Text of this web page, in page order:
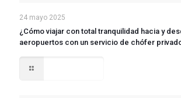
24 mayo 2025
¿Cómo viajar con total tranquilidad hacia y
aeropuertos con un servicio de chófer